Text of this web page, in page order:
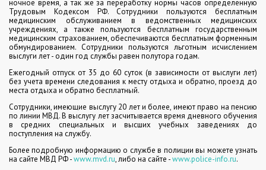
ночное время, а так же за переработку нормы часов определенную
Трудовым Кодексом РФ. Сотрудники пользуются бесплатным
медицинским обслуживанием в ведомственных медицинских
учреждениях, а также пользуются бесплатным государственным
медицинским страхованием, обеспечиваются бесплатным форменным
обмундированием. Сотрудники пользуются льготным исчислением
выслуги лет - один год службы равен полутора годам.
Ежегодный отпуск от 35 до 60 суток (в зависимости от выслуги лет)
без учета времени следования к месту отдыха и обратно, проезд до
места отдыха и обратно бесплатный.
Сотрудники, имеющие выслугу 20 лет и более, имеют право на пенсию
по линии МВД. В выслугу лет засчитывается время дневного обучения
в средних специальных и высших учебных заведениях до
поступления на службу.
Более подробную информацию о службе в полиции вы можете узнать
на сайте МВД РФ -www.mvd.ru, либо на сайте -www.police-info.ru.